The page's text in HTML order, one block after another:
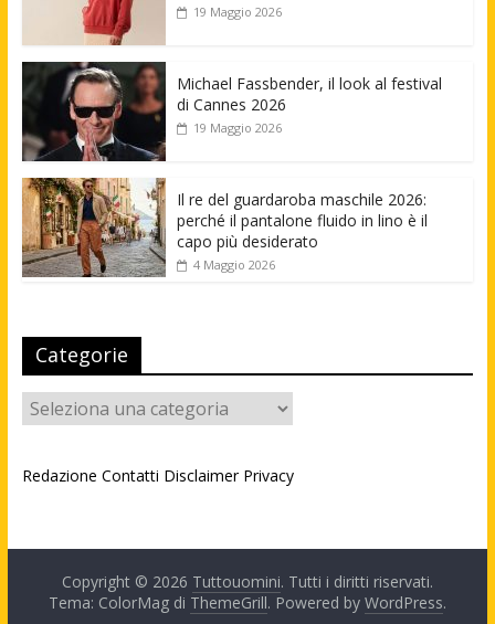
19 Maggio 2026
Michael Fassbender, il look al festival
di Cannes 2026
19 Maggio 2026
Il re del guardaroba maschile 2026:
perché il pantalone fluido in lino è il
capo più desiderato
4 Maggio 2026
Categorie
Categorie
Redazione Contatti Disclaimer Privacy
Copyright © 2026 Tuttouomini. Tutti i diritti riservati.
Tema: ColorMag di ThemeGrill. Powered by WordPress.